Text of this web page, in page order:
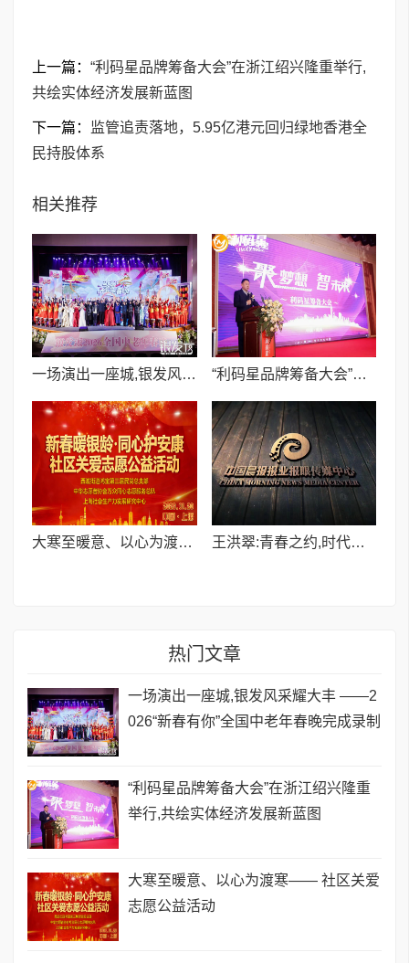
上一篇： ​“利码星品牌筹备大会”在浙江绍兴隆重举行,
共绘实体经济发展新蓝图
下一篇：
监管追责落地，5.95亿港元回归绿地香港全
民持股体系
相关推荐
一场演出一座城,银发风采耀大丰 ——2026“新春有你”全国中老年春晚完成录制 ​“利码星品牌筹备大会”在浙江绍兴隆重举行,共绘实体经济发展新蓝图
​大寒至暖意、以心为渡寒—— 社区关爱志愿公益活动 王洪翠:青春之约,时代之唤-----从霍去病到新时代中国青年的精神传承
热门文章
一场演出一座城,银发风采耀大丰 ——2
026“新春有你”全国中老年春晚完成录制
​“利码星品牌筹备大会”在浙江绍兴隆重
举行,共绘实体经济发展新蓝图
​大寒至暖意、以心为渡寒—— 社区关爱
志愿公益活动